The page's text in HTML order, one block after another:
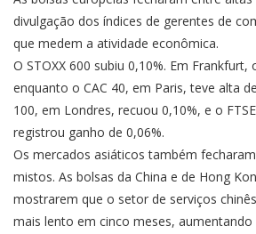
divulgação dos índices de gerentes de
que medem a atividade econômica.
O STOXX 600 subiu 0,10%. Em Frankfurt,
enquanto o CAC 40, em Paris, teve alta
100, em Londres, recuou 0,10%, e o
registrou ganho de 0,06%.
Os mercados asiáticos também
mistos. As bolsas da China e de Hong
mostrarem que o setor de serviços
mais lento em cinco meses,